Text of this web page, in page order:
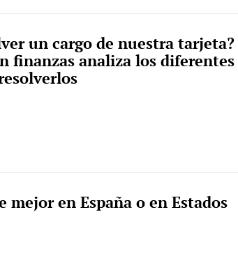
un cargo de nuestra tarjeta?
finanzas analiza los diferentes
mejor en España o en Estados